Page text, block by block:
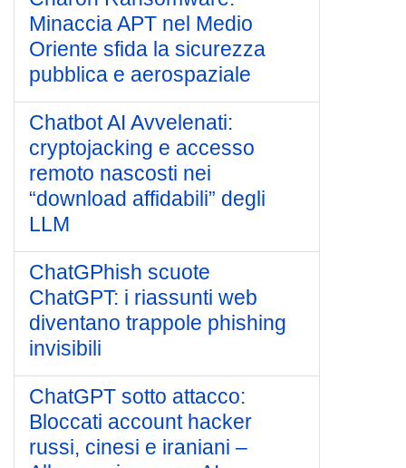
Minaccia APT nel Medio
Oriente sfida la sicurezza
pubblica e aerospaziale
Chatbot AI Avvelenati:
cryptojacking e accesso
remoto nascosti nei
“download affidabili” degli
LLM
ChatGPhish scuote
ChatGPT: i riassunti web
diventano trappole phishing
invisibili
ChatGPT sotto attacco:
Bloccati account hacker
russi, cinesi e iraniani –